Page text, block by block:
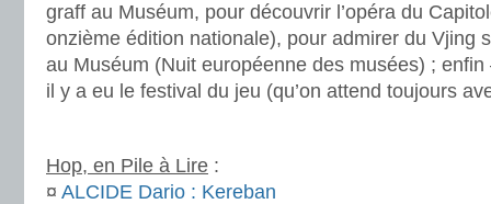
graff au Muséum, pour découvrir l’opéra du
onzième édition nationale), pour admirer du Vjing
au Muséum (Nuit européenne des musées) ;
il y a eu le festival du jeu (qu’on attend toujours
Hop, en Pile à Lire :
¤ ALCIDE Dario : Kereban